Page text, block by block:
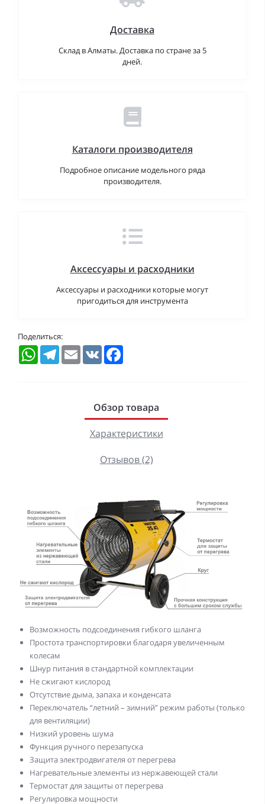
Доставка
Склад в Алматы. Доставка по стране за 5
дней.
Каталоги производителя
Подробное описание модельного ряда
производителя.
Аксессуары и расходники
Аксессуары и расходники которые могут
пригодиться для инструмента
Поделиться:
WhatsAppTelegramEmail VK
Обзор товара
Характеристики
Отзывов (2)
Возможность подсоединения гибкого шланга
Простота транспортировки благодаря увеличенным
колесам
Шнур питания в стандартной комплектации
Не сжигают кислород
Отсутствие дыма, запаха и конденсата
Переключатель “летний – зимний” режим работы (только
для вентиляции)
Низкий уровень шума
Функция ручного перезапуска
Защита электродвигателя от перегрева
Нагревательные элементы из нержавеющей стали
Термостат для защиты от перегрева
Регулировка мощности